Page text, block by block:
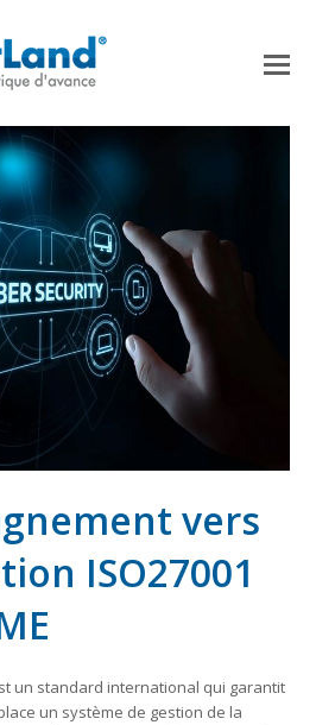
vers
ISO27001
un standard international qui garantit
un système de gestion de la